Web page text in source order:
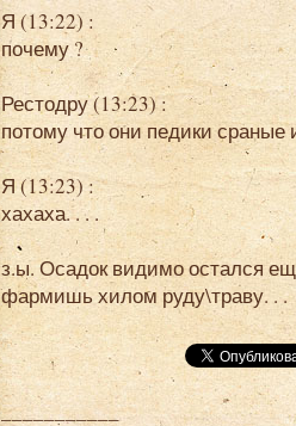
Я (13:22) :
почему ?
Рестодру (13:23) :
потому что они педики сраные
Я (13:23) :
хахаха. . . .
з.ы. Осадок видимо остался
фармишь хилом руду\траву. . .
___________